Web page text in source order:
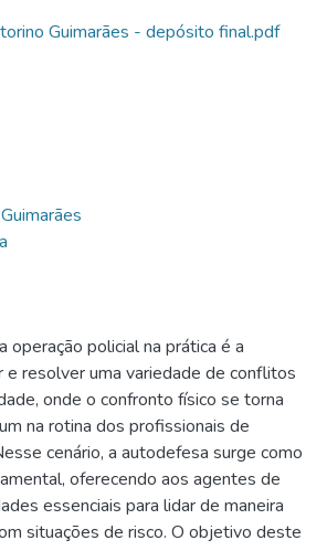
Guimarães - depósito final.pdf
operação policial na prática é a
e resolver uma variedade de conflitos
onde o confronto físico se torna
na rotina dos profissionais de
cenário, a autodefesa surge como
oferecendo aos agentes de
essenciais para lidar de maneira
situações de risco. O objetivo deste